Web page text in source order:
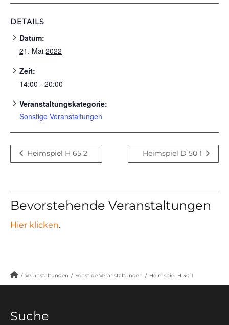
DETAILS
Datum:
21. Mai 2022
Zeit:
14:00 - 20:00
Veranstaltungskategorie:
Sonstige Veranstaltungen
Heimspiel H 65 2 Heimspiel D 50 1
Bevorstehende Veranstaltungen
Hier klicken.
/ Veranstaltungen / Sonstige Veranstaltungen / Heimspiel H 30 1
Suche